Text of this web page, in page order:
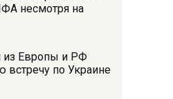
несмотря на
из Европы и РФ
встречу по Украине